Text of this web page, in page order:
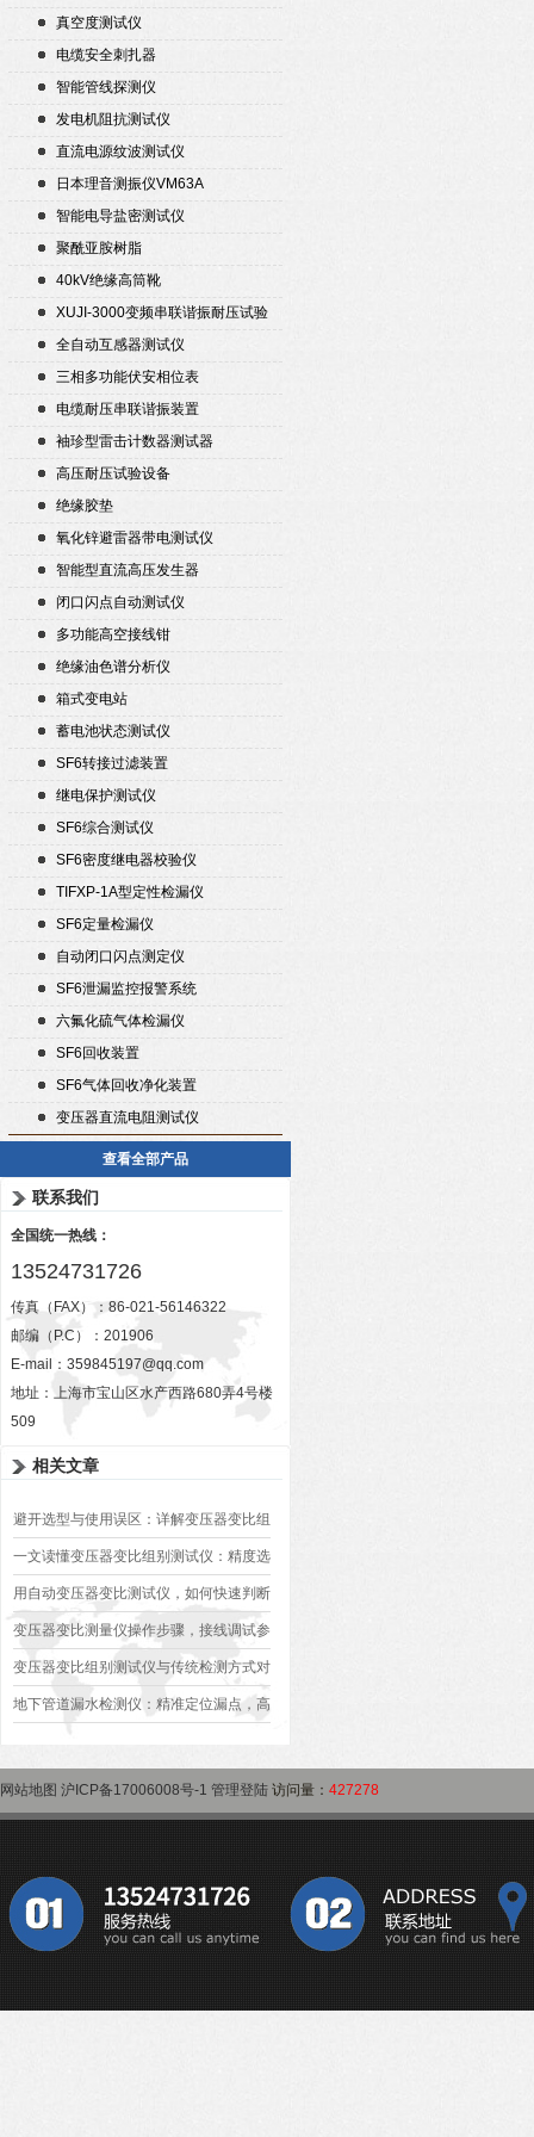
真空度测试仪
电缆安全刺扎器
智能管线探测仪
发电机阻抗测试仪
直流电源纹波测试仪
日本理音测振仪VM63A
智能电导盐密测试仪
聚酰亚胺树脂
40kV绝缘高筒靴
XUJI-3000变频串联谐振耐压试验
装置
全自动互感器测试仪
三相多功能伏安相位表
电缆耐压串联谐振装置
袖珍型雷击计数器测试器
高压耐压试验设备
绝缘胶垫
氧化锌避雷器带电测试仪
智能型直流高压发生器
闭口闪点自动测试仪
多功能高空接线钳
绝缘油色谱分析仪
箱式变电站
蓄电池状态测试仪
SF6转接过滤装置
继电保护测试仪
SF6综合测试仪
SF6密度继电器校验仪
TIFXP-1A型定性检漏仪
SF6定量检漏仪
自动闭口闪点测定仪
SF6泄漏监控报警系统
六氟化硫气体检漏仪
SF6回收装置
SF6气体回收净化装置
变压器直流电阻测试仪
查看全部产品
联系我们
全国统一热线：
13524731726
传真（FAX）：86-021-56146322
邮编（P.C）：201906
E-mail： 359845197@qq.com
地址：上海市宝山区水产西路680弄4号楼
509
相关文章
避开选型与使用误区：详解变压器变比组
别测试仪的日常校准方法、常见组别识别
异常排查方案
一文读懂变压器变比组别测试仪：精度选
型、接线规范、报告生成全流程标准化操
作指南
用自动变压器变比测试仪，如何快速判断
变压器是否合格？
变压器变比测量仪操作步骤，接线调试参
数设定变比测试数据保存使用教程
变压器变比组别测试仪与传统检测方式对
比：精度、速度与安全性深度分析
地下管道漏水检测仪：精准定位漏点，高
网站地图 沪ICP备17006008号-1 管理登陆 访问量： 427278